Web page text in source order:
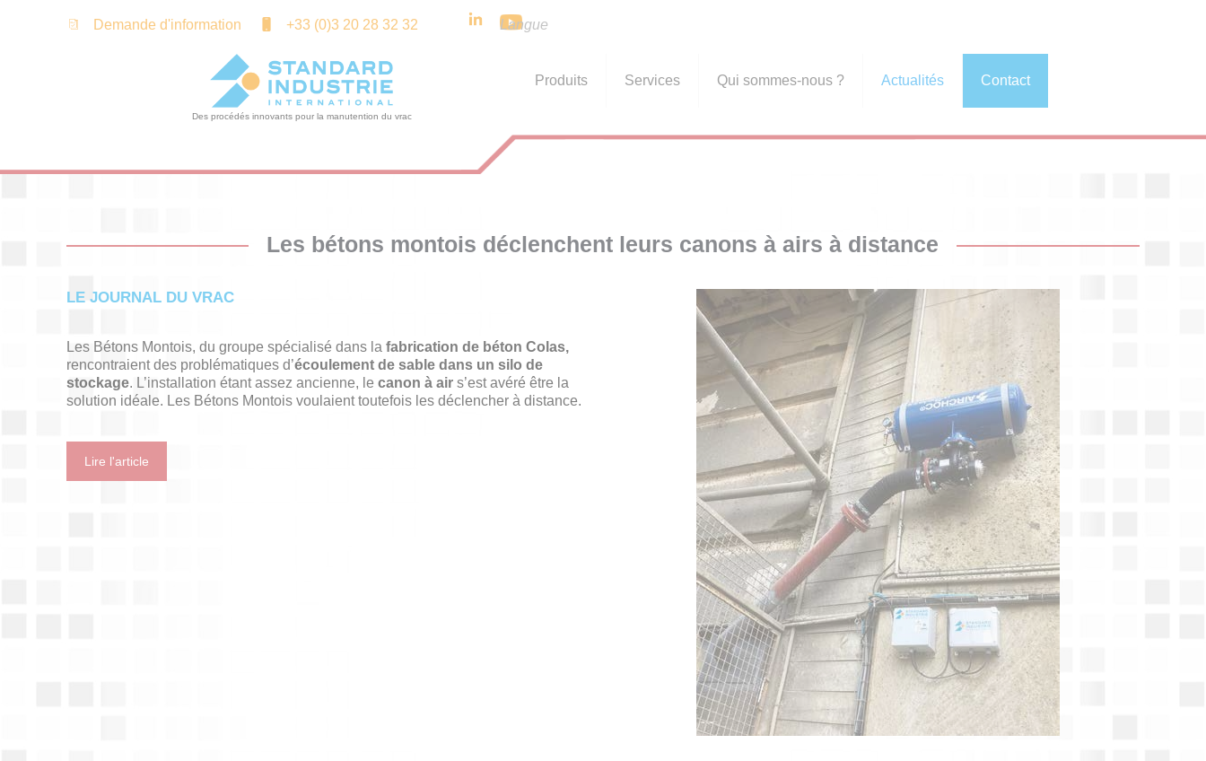
+33 (0)3 20 28 32 32
Demande d'information
Produits Services Qui sommes-nous ? Actualités Contact
Langue
Les bétons montois déclenchent leurs canons à airs à distance
LE JOURNAL DU VRAC
Les Bétons Montois, du groupe spécialisé dans lafabrication de béton Colas,
rencontraient des problématiques d’écoulement de sable dans un silo de
stockage. L’installation étant assez ancienne, lecanon à air s’est avéré être la
solution idéale. Les Bétons Montois voulaient toutefois les déclencher à distance.
Lire l'article